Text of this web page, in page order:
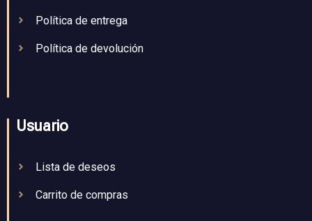
Política de entrega
Política de devolución
Usuario
Lista de deseos
Carrito de compras